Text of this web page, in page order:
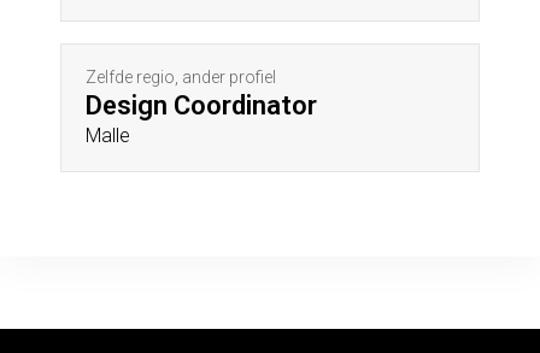
Zelfde regio, ander profiel
Design Coordinator
Malle